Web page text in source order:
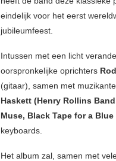
eindelijk voor het eerst
jubileumfeest.
Intussen met een licht
oorspronkelijke oprichters
(gitaar), samen met
Haskett (Henry Rollins
Muse, Black Tape for a Blue
keyboards.
Het album zal, samen met